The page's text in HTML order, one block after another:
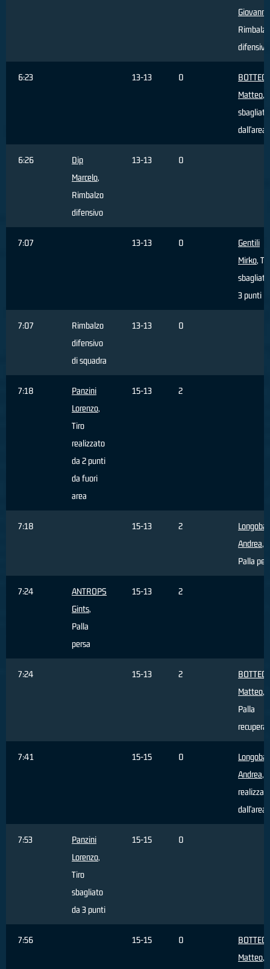
Giovanni
Rimbalzo
difensivo
6:23 13-13 0
Matteo,
sbagliato
dall'area
6:26
Dip
Marcelo,
Rimbalzo
difensivo
13-13 0
7:07 13-13 0
Gentili
Mirko,
3 punti
7:07
Rimbalzo
difensivo
di squadra
13-13 0
7:18
Panzini
Lorenzo,
Tiro
realizzato
da 2 punti
da fuori
area
15-13 2
7:18 15-13 2
Andrea,
Palla
7:24
ANTROPS
Gints,
Palla
persa
15-13 2
7:24 15-13 2
Matteo,
Palla
7:41 15-15 0
Andrea,
dall'area
7:53
Panzini
Lorenzo,
Tiro
sbagliato
da 3 punti
15-15 0
7:56 15-15 0
Matteo,